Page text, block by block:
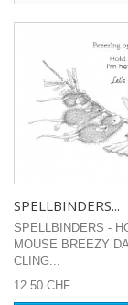
SPELLBINDERS...
SPELLBINDERS -
MOUSE BREEZY
CLING...
12.50 CHF